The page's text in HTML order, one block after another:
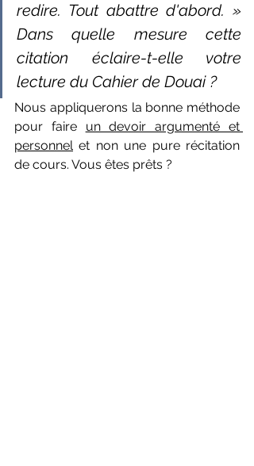
redire. Tout abattre d'abord. »
Dans quelle mesure cette
citation éclaire-t-elle votre
lecture du Cahier de Douai ?
Nous appliquerons la bonne méthode
pour faire un devoir argumenté et
personnel et non une pure récitation
de cours. Vous êtes prêts ?